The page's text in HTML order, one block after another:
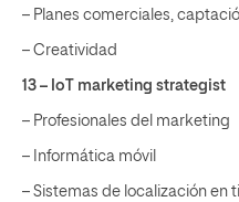
– Planes comerciales,
– Creatividad
13 – IoT marketing strategist
– Profesionales del marketing
– Informática móvil
– Sistemas de localización en